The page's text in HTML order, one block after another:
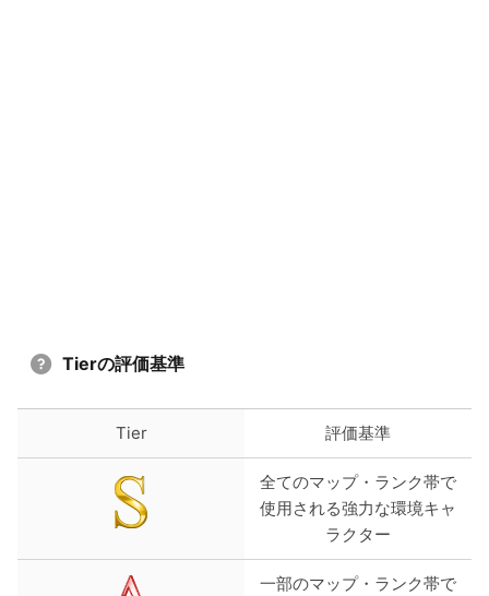
Tierの評価基準
Tier 評価基準
全てのマップ・ランク帯で
使用される強力な環境キャ
ラクター
一部のマップ・ランク帯で